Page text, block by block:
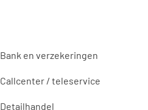
Bank en verzekeringen
Callcenter / teleservice
Detailhandel